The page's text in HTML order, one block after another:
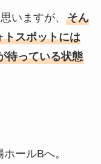
いますが、 そん
トスポットには
待っている状態
ールBへ。